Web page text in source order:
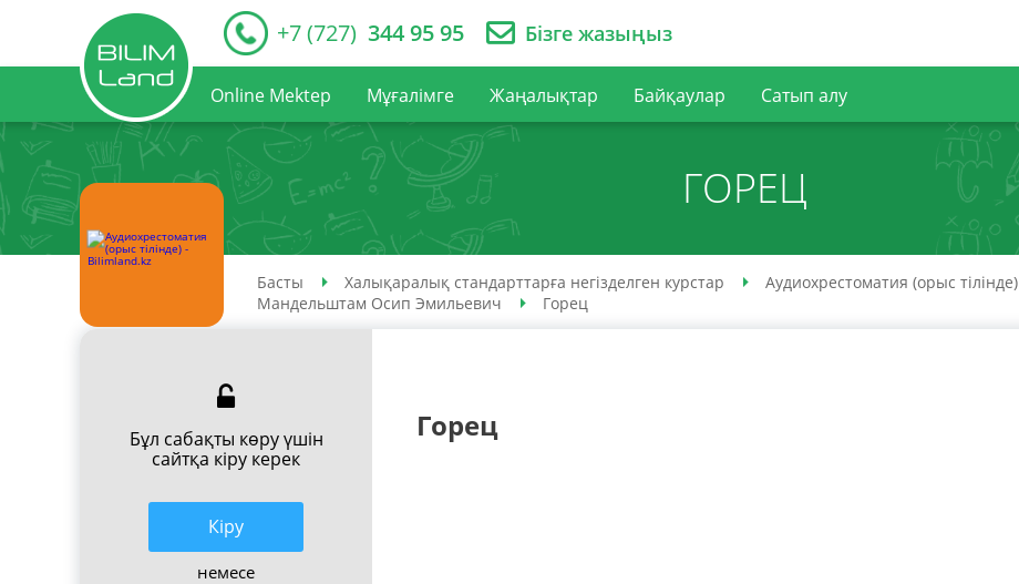
+7 (727) 344 95 95 Бізге жазыңыз
Online Mektep Мұғалімге Жаңалықтар Байқаулар Сатып алу
ГОРЕЦ
Басты Халықаралық стандарттарға негізделген курстар Аудио­хрестоматия (орыс тілінде)
Мандельштам Осип Эмильевич
Горец
Бұл сабақты көру үшін
сайтқа кіру керек
Кiру
немесе
Горец